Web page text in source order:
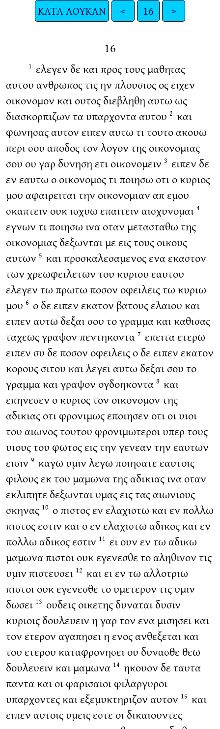
ΚΑΤΑ ΛΟΥΚΑΝ < 16 >
16
1 ελεγεν δε και προς τους μαθητας
αυτου ανθρωπος τις ην πλουσιος ος ειχεν
οικονομον και ουτος διεβληθη αυτω ως
διασκορπιζων τα υπαρχοντα αυτου 2 και
φωνησας αυτον ειπεν αυτω τι τουτο ακουω
περι σου αποδος τον λογον της οικονομιας
σου ου γαρ δυνηση ετι οικονομειν 3 ειπεν δε
εν εαυτω ο οικονομος τι ποιησω οτι ο κυριος
μου αφαιρειται την οικονομιαν απ εμου
σκαπτειν ουκ ισχυω επαιτειν αισχυνομαι 4
εγνων τι ποιησω ινα οταν μετασταθω της
οικονομιας δεξωνται με εις τους οικους
αυτων 5 και προσκαλεσαμενος ενα εκαστον
των χρεωφειλετων του κυριου εαυτου
ελεγεν τω πρωτω ποσον οφειλεις τω κυριω
μου 6 ο δε ειπεν εκατον βατους ελαιου και
ειπεν αυτω δεξαι σου το γραμμα και καθισας
ταχεως γραψον πεντηκοντα 7 επειτα ετερω
ειπεν συ δε ποσον οφειλεις ο δε ειπεν εκατον
κορους σιτου και λεγει αυτω δεξαι σου το
γραμμα και γραψον ογδοηκοντα 8 και
επηνεσεν ο κυριος τον οικονομον της
αδικιας οτι φρονιμως εποιησεν οτι οι υιοι
του αιωνος τουτου φρονιμωτεροι υπερ τους
υιους του φωτος εις την γενεαν την εαυτων
εισιν 9 καγω υμιν λεγω ποιησατε εαυτοις
φιλους εκ του μαμωνα της αδικιας ινα οταν
εκλιπητε δεξωνται υμας εις τας αιωνιους
σκηνας 10 ο πιστος εν ελαχιστω και εν πολλω
πιστος εστιν και ο εν ελαχιστω αδικος και εν
πολλω αδικος εστιν 11 ει ουν εν τω αδικω
μαμωνα πιστοι ουκ εγενεσθε το αληθινον τις
υμιν πιστευσει 12 και ει εν τω αλλοτριω
πιστοι ουκ εγενεσθε το υμετερον τις υμιν
δωσει 13 ουδεις οικετης δυναται δυσιν
κυριοις δουλευειν η γαρ τον ενα μισησει και
τον ετερον αγαπησει η ενος ανθεξεται και
του ετερου καταφρονησει ου δυνασθε θεω
δουλευειν και μαμωνα 14 ηκουον δε ταυτα
παντα και οι φαρισαιοι φιλαργυροι
υπαρχοντες και εξεμυκτηριζον αυτον 15 και
ειπεν αυτοις υμεις εστε οι δικαιουντες